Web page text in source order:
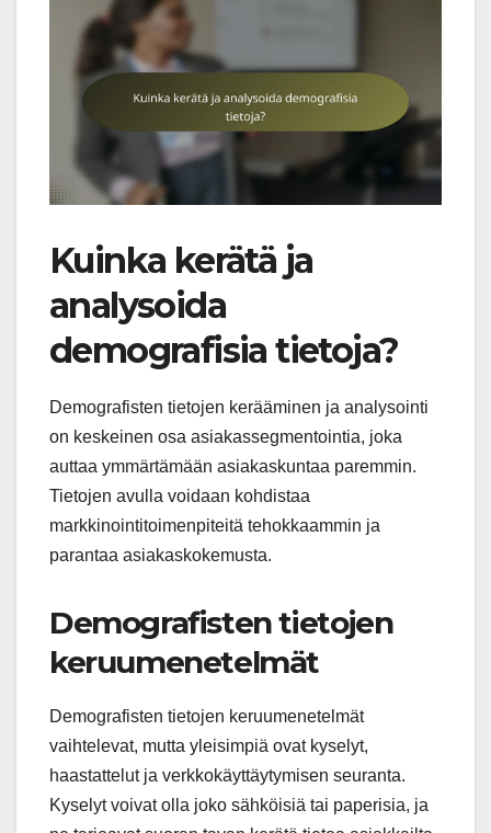
Kuinka kerätä ja
analysoida
demografisia tietoja?
Demografisten tietojen kerääminen ja analysointi
on keskeinen osa asiakassegmentointia, joka
auttaa ymmärtämään asiakaskuntaa paremmin.
Tietojen avulla voidaan kohdistaa
markkinointitoimenpiteitä tehokkaammin ja
parantaa asiakaskokemusta.
Demografisten tietojen
keruumenetelmät
Demografisten tietojen keruumenetelmät
vaihtelevat, mutta yleisimpiä ovat kyselyt,
haastattelut ja verkkokäyttäytymisen seuranta.
Kyselyt voivat olla joko sähköisiä tai paperisia, ja